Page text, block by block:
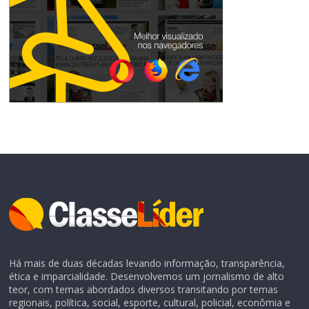
Há mais de duas décadas levando informação, transparência,
ética e imparcialidade. Desenvolvemos um jornalismo de alto
teor, com temas abordados diversos transitando por temas
regionais, política, social, esporte, cultural, policial, econômia e